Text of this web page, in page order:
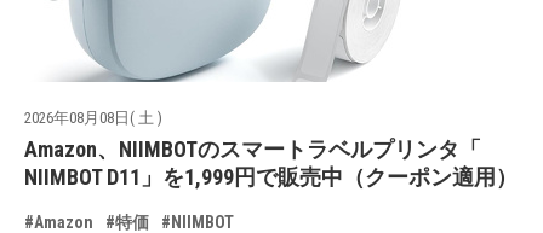
2026年08月08日( 土 )
Amazon、NIIMBOTのスマートラベルプリンタ「
NIIMBOT D11」を1,999円で販売中（クーポン適用）
#Amazon #特価 #NIIMBOT